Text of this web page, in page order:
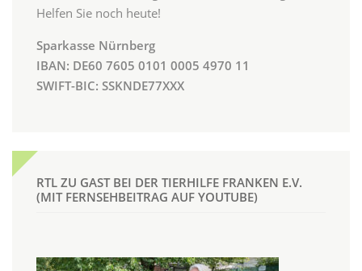
Helfen Sie noch heute!
Sparkasse Nürnberg
IBAN: DE60 7605 0101 0005 4970 11
SWIFT-BIC: SSKNDE77XXX
RTL ZU GAST BEI DER TIERHILFE FRANKEN E.V.
(MIT FERNSEHBEITRAG AUF YOUTUBE)